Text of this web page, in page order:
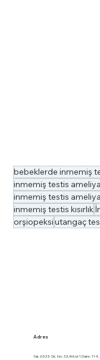
bebeklerde inmemiş
inmemiş testis
inmemiş testis
inmemiş testis kısırlık
orşiopeksiutangaç
Adres
Yalı, 6523. Sk. No: 32/A Kat 1 Daire: